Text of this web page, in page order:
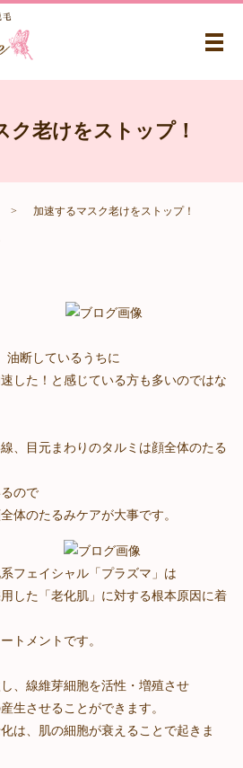
メ
ク老けをストップ！
加速するマスク老けをストップ！
油断しているうちに
した！と感じている方も多いのではな
、目元まわりのタルミは顔全体のたる
ので
体のたるみケアが大事です。
フェイシャル「プラズマ」は
した「老化肌」に対する根本原因に着
トメントです。
、線維芽細胞を活性・増殖させ
生させることができます。
は、肌の細胞が衰えることで起きま